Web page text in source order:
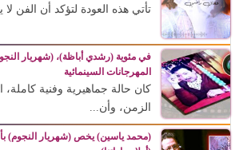
تأتي هذه العودة لتؤكد أن الفن
في مئوية (رشدي أباظة)، (شهريار
المهرجانات السينمائية
كان حالة جماهيرية وفنية
الزمن، وأن...
(محمد ياسين) يخص (شهريار النجوم)